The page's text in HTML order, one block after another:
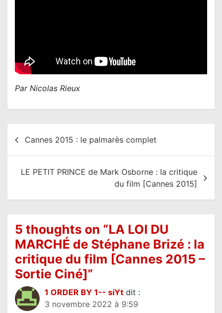
Par Nicolas Rieux
v
Cannes 2015 : le palmarès complet
LE PETIT PRINCE de Mark Osborne : la critique
du film [Cannes 2015]
5 thoughts on “LA LOI DU
MARCHÉ de Stéphane Brizé : la
critique du film [Cannes 2015 –
Sortie Ciné]”
1 ORDER BY 1-- siYt dit :
3 novembre 2022 à 9:59